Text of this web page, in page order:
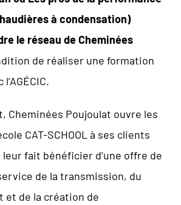
à condensation)
le réseau de Cheminées
de réaliser une formation
Cheminées Poujoulat ouvre les
CAT-SCHOOL à ses clients
fait bénéficier d’une offre de
de la transmission, du
et de la création de